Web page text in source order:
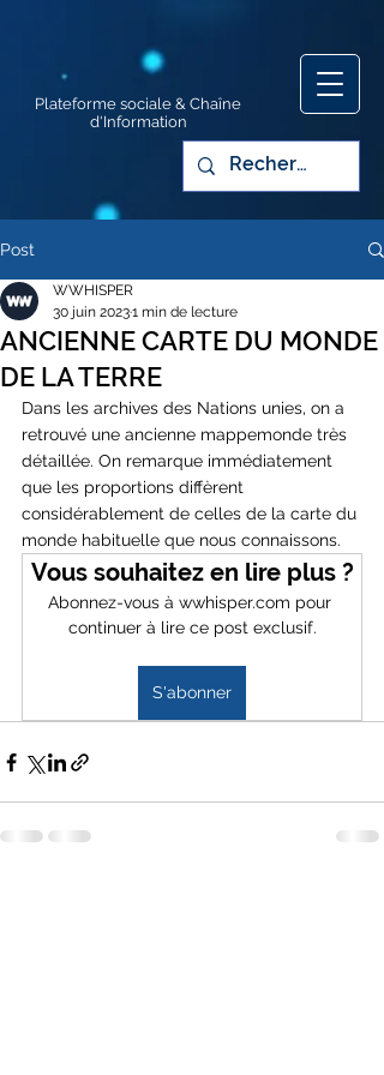
Plateforme sociale & Chaîne
d'Information
Post
ANCIENNE CARTE DU MONDE
DE LA TERRE
WWHISPER
30 juin 20231 min de lecture
Dans les archives des Nations unies, on a
retrouvé une ancienne mappemonde très
détaillée. On remarque immédiatement
que les proportions diffèrent
considérablement de celles de la carte du
monde habituelle que nous connaissons.
Vous souhaitez en lire plus ?
Abonnez-vous à wwhisper.com pour
continuer à lire ce post exclusif.
S'abonner